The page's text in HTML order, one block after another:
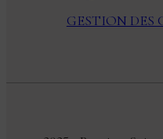
GESTION DES